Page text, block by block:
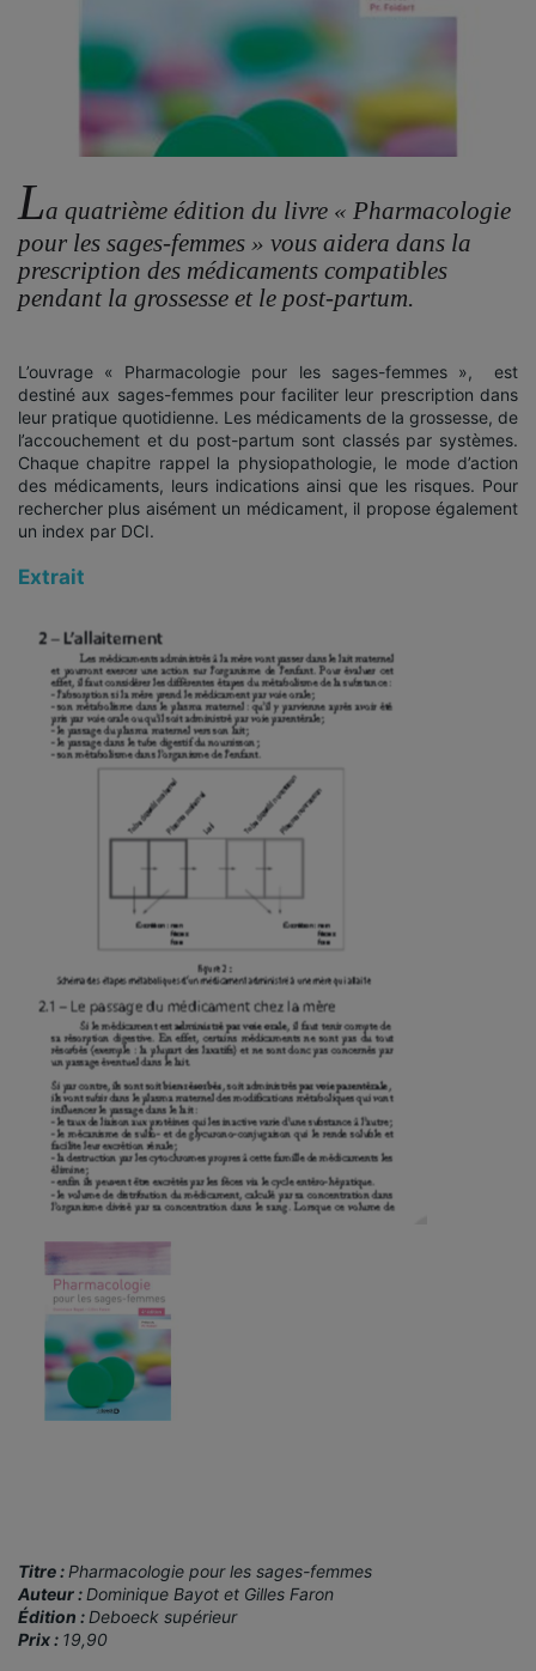
La quatrième édition du livre « Pharmacologie
pour les sages-femmes » vous aidera dans la
prescription des médicaments compatibles
pendant la grossesse et le post-partum.
L’ouvrage « Pharmacologie pour les sages-femmes », est
destiné aux sages-femmes pour faciliter leur prescription dans
leur pratique quotidienne. Les médicaments de la grossesse, de
l’accouchement et du post-partum sont classés par systèmes.
Chaque chapitre rappel la physiopathologie, le mode d’action
des médicaments, leurs indications ainsi que les risques. Pour
rechercher plus aisément un médicament, il propose également
un index par DCI.
Extrait
Titre : Pharmacologie pour les sages-femmes
Auteur : Dominique Bayot et Gilles Faron
Édition : Deboeck supérieur
Prix : 19,90